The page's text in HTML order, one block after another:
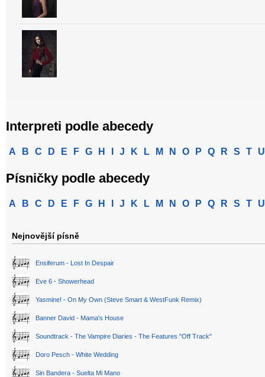
Interpreti podle abecedy
A B C D E F G H J K L M N O P Q R S T U
Písničky podle abecedy
A B C D E F G H J K L M N O P Q R S T U
Nejnovější písně
Ensiferum - Lost In Despair
Eve 6 - Showerhead
Yasmine! - On My Own (Steve Smart & WestFunk Remix)
Banner David - Mama's House
Soundtrack - The Vampire Diaries - The Features "Off Track"
Doro Pesch - White Wedding
Sin Bandera - Suelta Mi Mano